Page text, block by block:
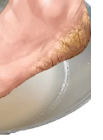
Stadtkernen.
und
Passau
Ströme
Er verbindet
und